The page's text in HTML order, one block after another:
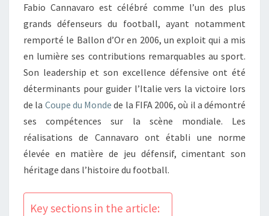
RECORDS
DÉFENSIFS
Fabio Cannavaro est célébré comme l’un des plus
grands défenseurs du football, ayant notamment
remporté le Ballon d’Or en 2006, un exploit qui a mis
en lumière ses contributions remarquables au sport.
Son leadership et son excellence défensive ont été
déterminants pour guider l’Italie vers la victoire lors
de la Coupe du Monde de la FIFA 2006, où il a démontré
ses compétences sur la scène mondiale. Les
réalisations de Cannavaro ont établi une norme
élevée en matière de jeu défensif, cimentant son
héritage dans l’histoire du football.
Key sections in the article: